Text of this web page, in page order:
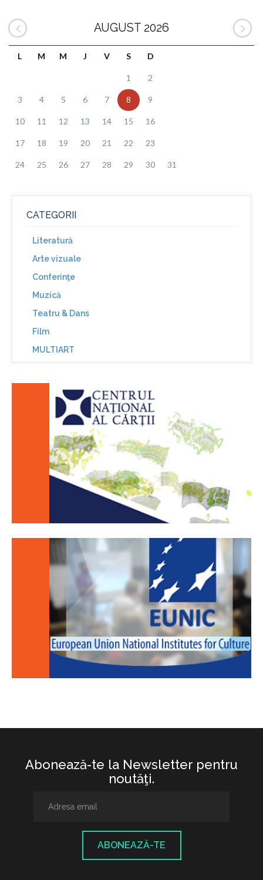
AUGUST 2026
L M M J V S D
1 2
3 4 5 6 7 8 9
10 11 12 13 14 15 16
17 18 19 20 21 22 23
24 25 26 27 28 29 30 31
CATEGORII
Literatură
Arte vizuale
Conferinţe
Muzică
Teatru & Dans
Film
MULTIART
Abonează-te la Newsletter pentru
noutăţi.
ABONEAZĂ-TE